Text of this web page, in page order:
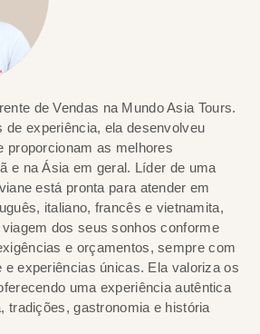
de Vendas na Mundo Asia Tours.
de experiência, ela desenvolveu
proporcionam as melhores
e na Ásia em geral. Líder de uma
está pronta para atender em
italiano, francês e vietnamita,
dos seus sonhos conforme
e orçamentos, sempre com
e experiências únicas. Ela valoriza os
uma experiência autêntica
tradições, gastronomia e história